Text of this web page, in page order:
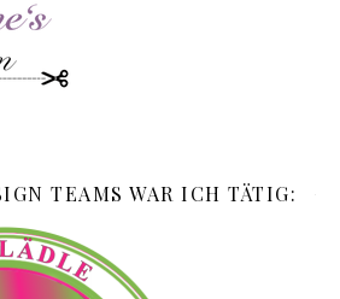
TEAMS WAR ICH TÄTIG: